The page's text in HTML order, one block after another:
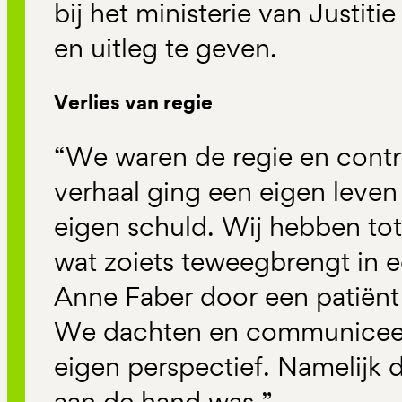
bij het ministerie van
en uitleg te geven.
Verlies van regie
“We waren de regie en
verhaal ging een eigen
eigen schuld. Wij hebben
wat zoiets teweegbrengt in
Anne Faber door een
We dachten en
eigen perspectief. Namelijk